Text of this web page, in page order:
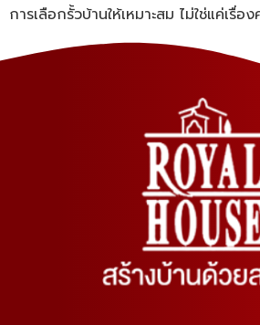
การเลือกรั้วบ้านให้เหมาะสม ไม่ใช่แค่เรื่